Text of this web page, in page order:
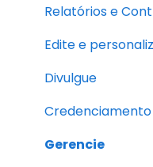
Relatórios e
Edite e
Divulgue
Gerencie